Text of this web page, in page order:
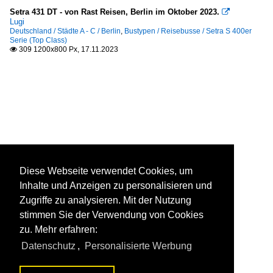
Setra 431 DT - von Rast Reisen, Berlin im Oktober 2023. 
Lugi
Deutschland / Städte A - C / Berlin, Bustypen / Reisebusse / Setra S 400er
Serie (Top Class)
 309 1200x800 Px, 17.11.2023
Diese Webseite verwendet Cookies, um
Inhalte und Anzeigen zu personalisieren und
Zugriffe zu analysieren. Mit der Nutzung
stimmen Sie der Verwendung von Cookies
zu. Mehr erfahren:
Datenschutz , Personalisierte Werbung